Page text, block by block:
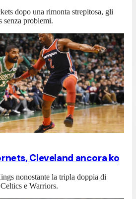
dopo una rimonta strepitosa, gli
senza problemi.
Cleveland ancora ko
nonostante la tripla doppia di
e Warriors.